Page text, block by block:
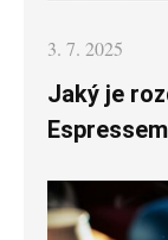
Posted
3. 7. 2025
Jaký je